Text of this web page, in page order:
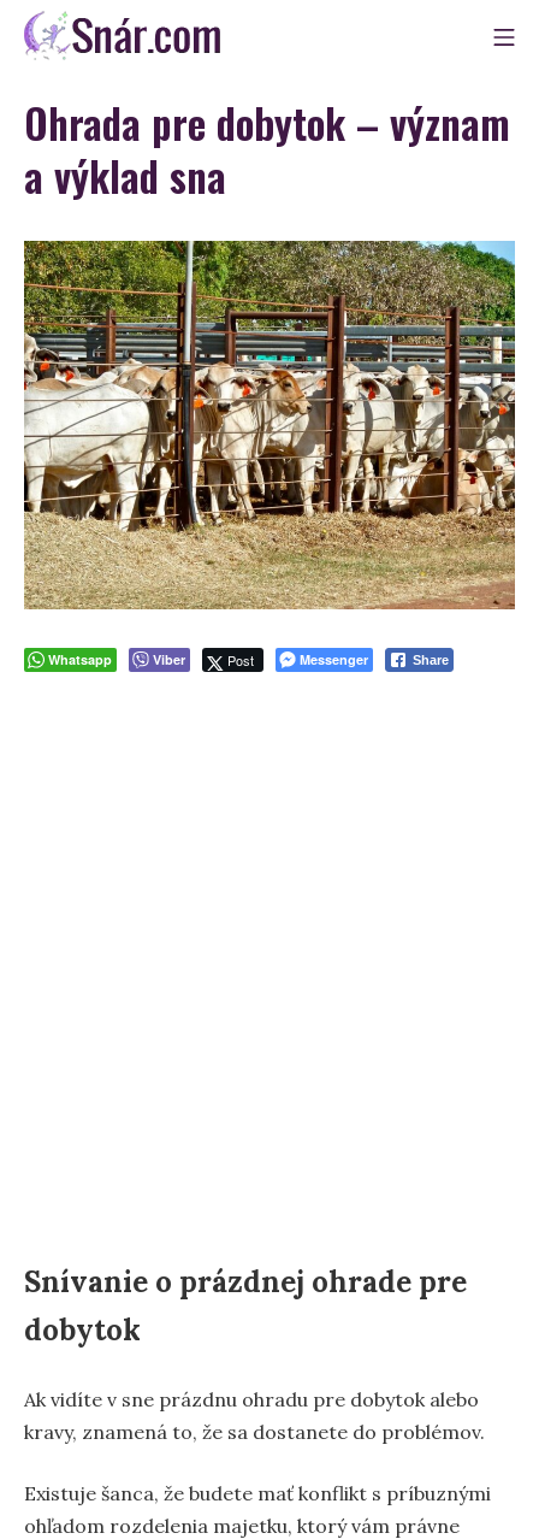
Skip
Snár
Ohrada pre dobytok – význam
a výklad sna
Whatsapp Viber Post Messenger Share
Snívanie o prázdnej ohrade pre
dobytok
Ak vidíte v sne prázdnu ohradu pre dobytok alebo
kravy, znamená to, že sa dostanete do problémov.
Existuje šanca, že budete mať konflikt s príbuznými
ohľadom rozdelenia majetku, ktorý vám právne